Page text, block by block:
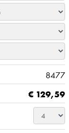
8477
€ 129,59